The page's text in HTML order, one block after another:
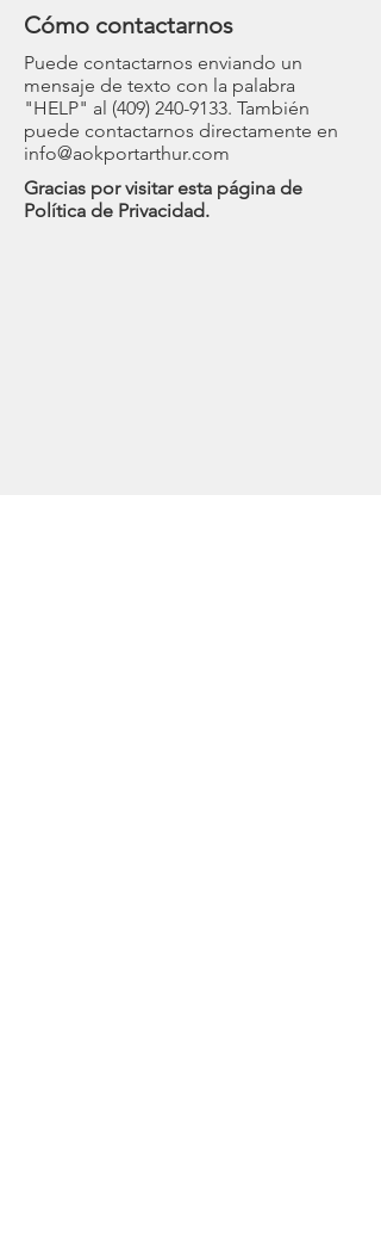
Cómo contactarnos
Puede contactarnos enviando un
mensaje de texto con la palabra
"HELP" al (409) 240-9133. También
puede contactarnos directamente en
info@aokportarthur.com
Gracias por visitar esta página de
Política de Privacidad.